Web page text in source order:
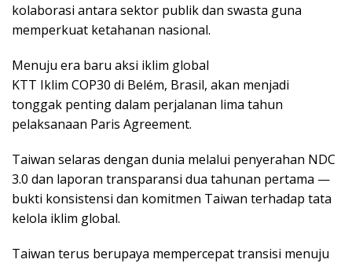
kolaborasi antara sektor publik dan swasta guna
memperkuat ketahanan nasional.
Menuju era baru aksi iklim global
KTT Iklim COP30 di Belém, Brasil, akan menjadi
tonggak penting dalam perjalanan lima tahun
pelaksanaan Paris Agreement.
Taiwan selaras dengan dunia melalui penyerahan NDC
3.0 dan laporan transparansi dua tahunan pertama —
bukti konsistensi dan komitmen Taiwan terhadap tata
kelola iklim global.
Taiwan terus berupaya mempercepat transisi menuju